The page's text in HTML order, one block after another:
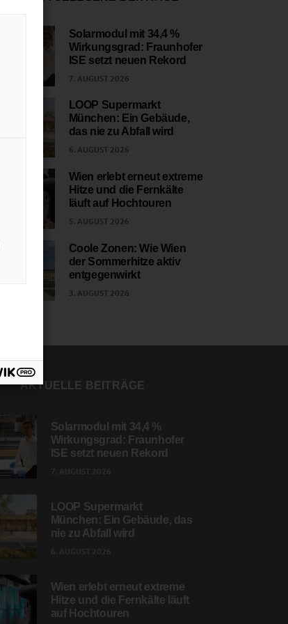
Solarmodul mit 34,4 %
Wirkungsgrad: Fraunhofer
ISE setzt neuen Rekord
7. AUGUST 2026
LOOP Supermarkt
München: Ein Gebäude,
das nie zu Abfall wird
6. AUGUST 2026
Wien erlebt erneut extreme
Hitze und die Fernkälte
läuft auf Hochtouren
5. AUGUST 2026
Coole Zonen: Wie Wien
der Sommerhitze aktiv
entgegenwirkt
3. AUGUST 2026
AKTUELLE BEITRÄGE
Solarmodul mit 34,4 %
Wirkungsgrad: Fraunhofer
ISE setzt neuen Rekord
LOOP Supermarkt
München: Ein Gebäude, das
nie zu Abfall wird
Wien erlebt erneut extreme
Hitze und die Fernkälte läuft
auf Hochtouren